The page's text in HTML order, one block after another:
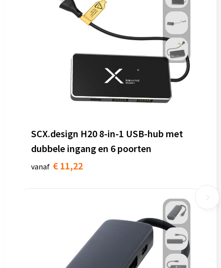
SCX.design H20 8-in-1 USB-hub met
dubbele ingang en 6 poorten
vanaf € 11,22